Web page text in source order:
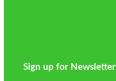
Sign up for Newsletter